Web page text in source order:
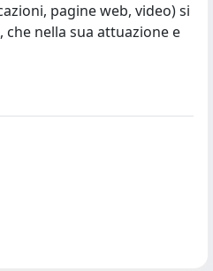
pagine web, video) si
che nella sua attuazione e